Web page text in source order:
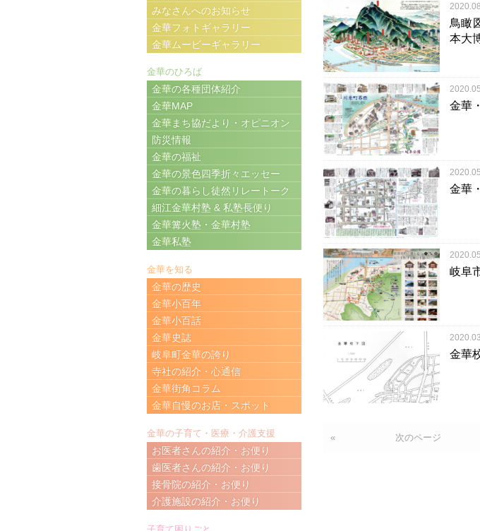
鳥瞰
本大
金華
金華
岐阜
金華
次のページ
«
みなさんへのお知らせ
金華フォトギャラリー
金華ムービーギャラリー
金華のひろば
金華の各種団体紹介
金華MAP
金華まち協だより・オピニオン
防災情報
金華の福祉
金華の景色四季折々エッセー
金華の暮らし徒然リレートーク
細江金華村塾 & 私塾長便り
金華篝火塾・金華村塾
金華私塾
金華を知る
金華の歴史
金華小百年
金華小百話
金華史誌
岐阜町金華の誇り
寺社の紹介・心通信
金華街角コラム
金華自慢のお店・スポット
金華の子育て・医療・介護支援
お医者さんの紹介・お便り
歯医者さんの紹介・お便り
接骨院の紹介・お便り
介護施設の紹介・お便り